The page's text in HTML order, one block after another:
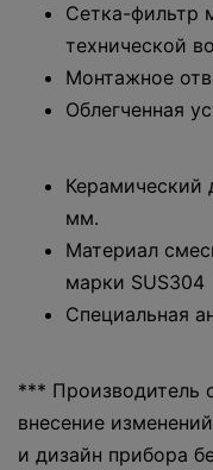
Сетка-фильтр
технической
Монтажное
Облегченная
Керамический
мм.
Материал
марки SUS304
Специальная
*** Производитель
внесение
и дизайн прибора